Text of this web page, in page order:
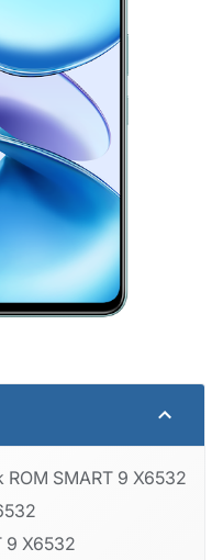
SMART 9 X6532
9 X6532